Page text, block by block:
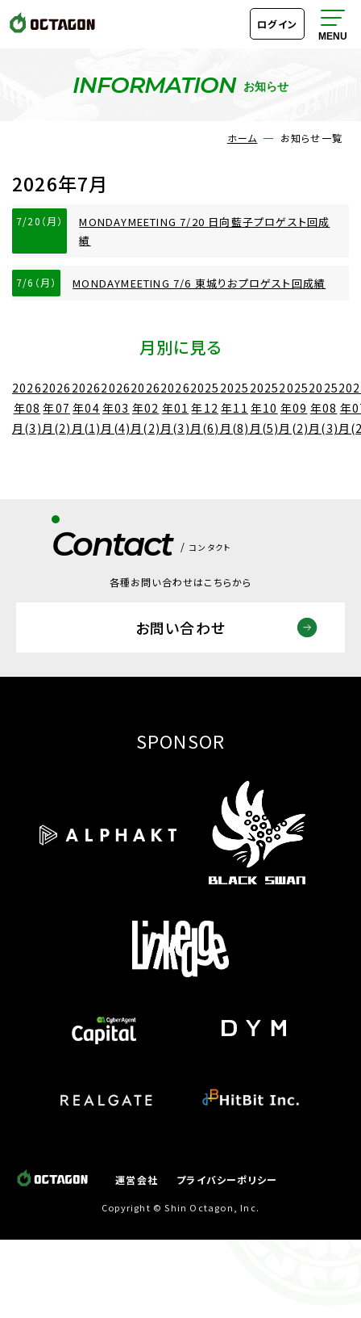
ログイン
INFORMATION お知らせ
ホーム お知らせ一覧
2026年7月
7/20（月）
MONDAYMEETING 7/20 日向藍子プロゲスト回成
績
7/6（月） MONDAYMEETING 7/6 東城りおプロゲスト回成績
月別に見る
2026
年08
月(3)
2026
年07
月(2)
2026
年04
月(1)
2026
年03
月(4)
2026
年02
月(2)
2026
年01
月(3)
2025
年12
月(6)
2025
年11
月(8)
2025
年10
月(5)
2025
年09
月(2)
2025
年08
月(3)
年
月
Contact コンタクト
各種お問い合わせはこちらから
お問い合わせ
SPONSOR
運営会社 プライバシーポリシー
Copyright © Shin Octagon, Inc.